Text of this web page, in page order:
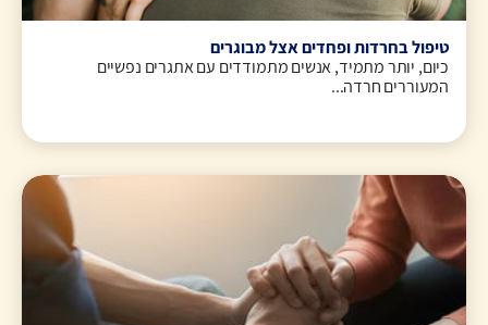
טיפול בחרדות ופחדים אצל מבוגרים
כיום, יותר מתמיד, אנשים מתמודדים עם אתגרים נפשיים
המעוררים חרדה...